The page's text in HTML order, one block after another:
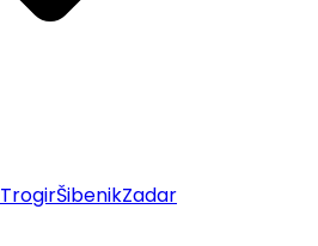
TrogirŠibenikZadar